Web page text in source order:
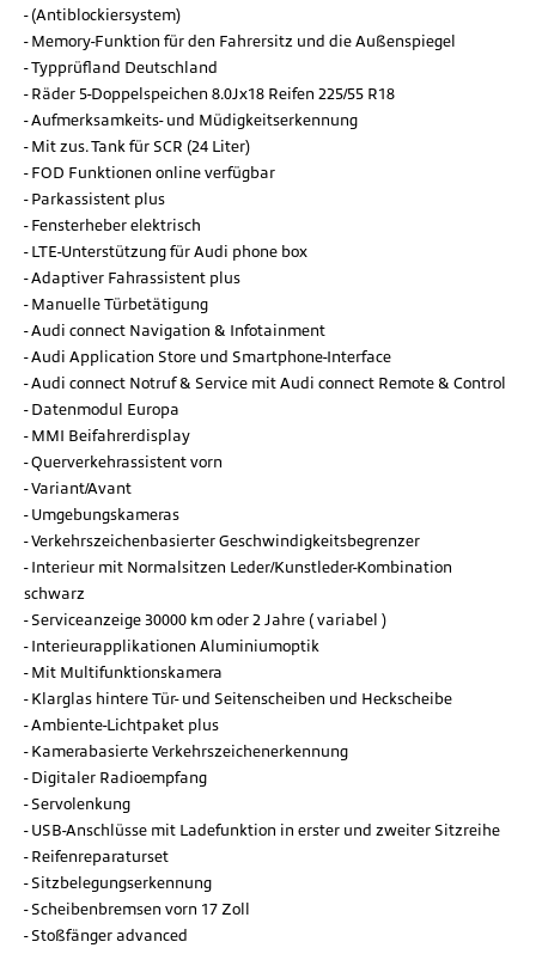
(Antiblockiersystem)
Memory-Funktion für den Fahrersitz und die Außenspiegel
Typprüfland Deutschland
Räder 5-Doppelspeichen 8.0Jx18 Reifen 225/55 R18
Aufmerksamkeits- und Müdigkeitserkennung
Mit zus. Tank für SCR (24 Liter)
FOD Funktionen online verfügbar
Parkassistent plus
Fensterheber elektrisch
LTE-Unterstützung für Audi phone box
Adaptiver Fahrassistent plus
Manuelle Türbetätigung
Audi connect Navigation & Infotainment
Audi Application Store und Smartphone-Interface
Audi connect Notruf & Service mit Audi connect Remote & Control
Datenmodul Europa
MMI Beifahrerdisplay
Querverkehrassistent vorn
Variant/Avant
Umgebungskameras
Verkehrszeichenbasierter Geschwindigkeitsbegrenzer
Interieur mit Normalsitzen Leder/Kunstleder-Kombination
schwarz
Serviceanzeige 30000 km oder 2 Jahre ( variabel )
Interieurapplikationen Aluminiumoptik
Mit Multifunktionskamera
Klarglas hintere Tür- und Seitenscheiben und Heckscheibe
Ambiente-Lichtpaket plus
Kamerabasierte Verkehrszeichenerkennung
Digitaler Radioempfang
Servolenkung
USB-Anschlüsse mit Ladefunktion in erster und zweiter Sitzreihe
Reifenreparaturset
Sitzbelegungserkennung
Scheibenbremsen vorn 17 Zoll
Stoßfänger advanced